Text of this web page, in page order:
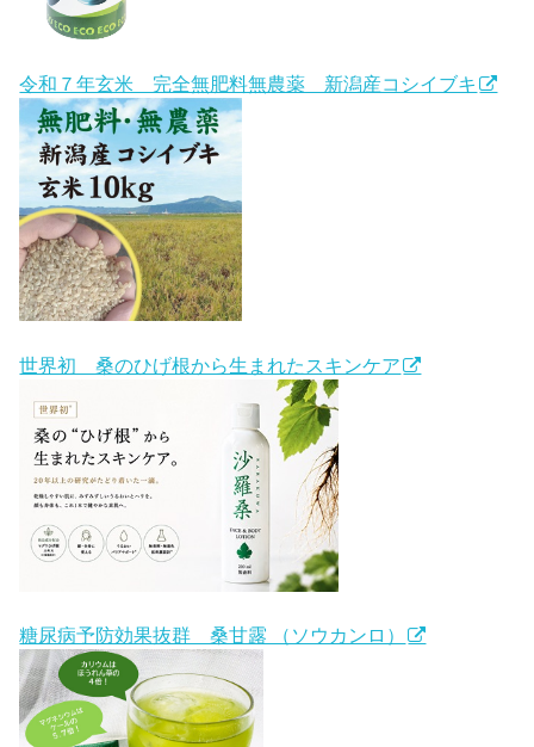
令和７年玄米 完全無肥料無農薬 新潟産コシイブキ
世界初 桑のひげ根から生まれたスキンケア
糖尿病予防効果抜群 桑甘露 （ソウカンロ）